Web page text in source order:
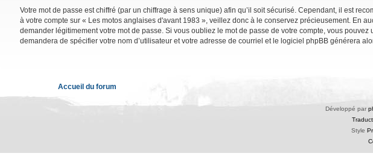
Votre mot de passe est chiffré (par un chiffrage à sens unique) afin qu’il soit sécurisé. Cependant, il est
à votre compte sur « Les motos anglaises d'avant 1983 », veillez donc à le conservez précieusement. En
demander légitimement votre mot de passe. Si vous oubliez le mot de passe de votre compte, vous
demandera de spécifier votre nom d’utilisateur et votre adresse de courriel et le logiciel phpBB générera
Accueil du forum
Développé par
Style